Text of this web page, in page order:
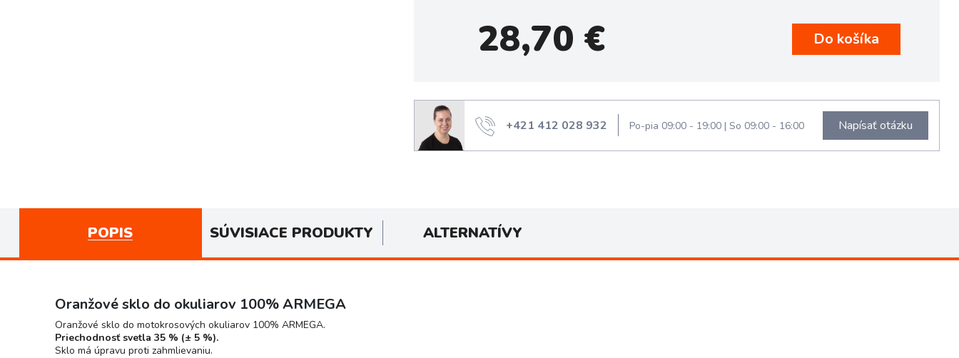
28,70 €
+421 412 028 932 Po-pia 09:00 - 19:00| So 09:00 - 16:00 Napísať otázku
POPIS SÚVISIACE PRODUKTY ALTERNATÍVY
Oranžové sklo do okuliarov 100% ARMEGA
Oranžové sklo do motokrosových okuliarov 100% ARMEGA.
Priechodnosť svetla 35 % (± 5 %).
Sklo má úpravu proti zahmlievaniu.